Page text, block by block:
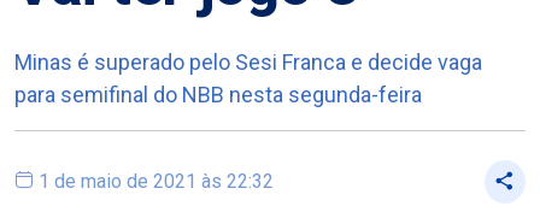
Minas é superado pelo Sesi Franca e decide vaga
para semifinal do NBB nesta segunda-feira
1 de maio de 2021 às 22:32